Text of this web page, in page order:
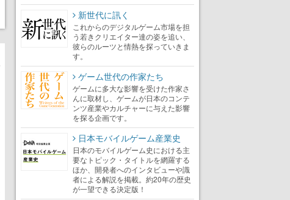
新世代に訊く
これからのデジタルゲーム市場を担
う若きクリエイター達の姿を追い、
彼らのルーツと情熱を探っていきま
す。
ゲーム世代の作家たち
ゲームに多大な影響を受けた作家さ
んに取材し、ゲームが日本のコンテ
ンツ産業やカルチャーに与えた影響
を探る企画です。
日本モバイルゲーム産業史
日本のモバイルゲーム史における主
要なトピック・タイトルを網羅する
ほか、開発者へのインタビューや識
者による解説を掲載。約20年の歴史
が一望できる決定版！